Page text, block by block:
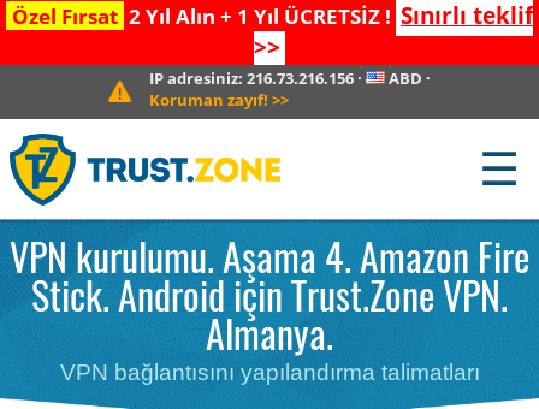
Özel Fırsat 2 Yıl Alın + 1 Yıl ÜCRETSİZ ! Sınırlı teklif
>>
IP adresiniz:216.73.216.156 · ABD ·
Koruman zayıf! >>
☰
VPN kurulumu. Aşama 4. Amazon Fire
Stick. Android için Trust.Zone VPN.
Almanya.
VPN bağlantısını yapılandırma talimatları